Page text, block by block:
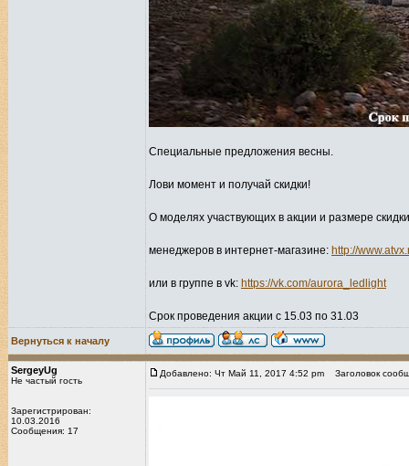
Специальные предложения весны.
Лови момент и получай скидки!
О моделях участвующих в акции и размере
менеджеров в интернет-магазине: http://
или в группе в vk: https://vk.com/aurora_ledlight
Срок проведения акции с 15.03 по 31.03
Вернуться к началу
SergeyUg
Не частый гость
Зарегистрирован:
10.03.2016
Сообщения: 17
Добавлено: Чт Май 11, 2017 4:52 pm Заголовок